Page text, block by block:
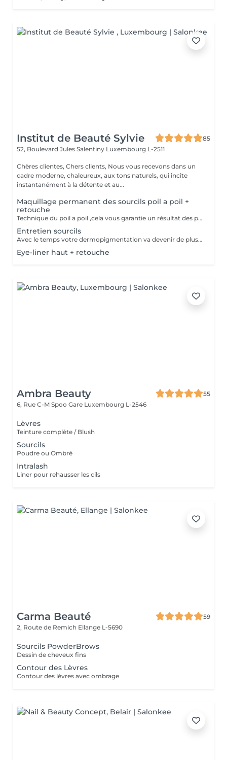
Institut de Beauté Sylvie
85
52, Boulevard Jules Salentiny Luxembourg L-2511
Chères clientes, Chers clients, Nous vous recevons dans un
cadre moderne, chaleureux, aux tons naturels, qui incite
instantanément à la détente et au...
Maquillage permanent des sourcils poil a poil +
retouche
Technique du poil a poil ,cela vous garantie un résultat des plus naturel. prévoir une retouche le mois suivant.
Entretien sourcils
Avec le temps votre dermopigmentation va devenir de plus en plus clair ,pour le retrouver comme au premier jour cette petite retouche sera nécessaire.
Eye-liner haut + retouche
Ambra Beauty
55
6, Rue C-M Spoo Gare Luxembourg L-2546
Lèvres
Teinture complète / Blush
Sourcils
Poudre ou Ombré
Intralash
Liner pour rehausser les cils
Carma Beauté
59
2, Route de Remich Ellange L-5690
Sourcils PowderBrows
Dessin de cheveux fins
Contour des Lèvres
Contour des lèvres avec ombrage